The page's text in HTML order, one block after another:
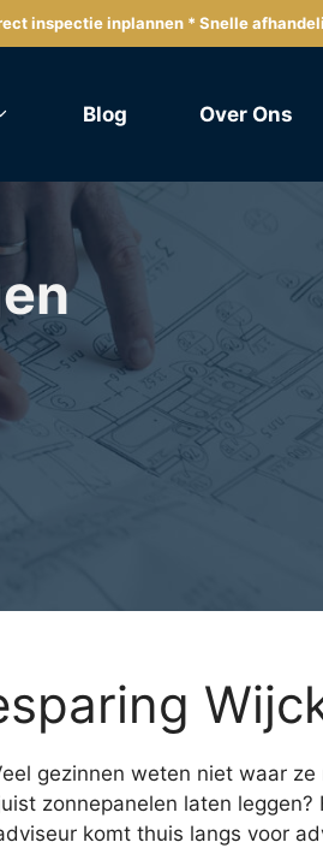
inspectie inplannen * Snelle
Blog Over Ons
gezinnen weten niet waar
zonnepanelen laten leggen?
komt thuis langs voor